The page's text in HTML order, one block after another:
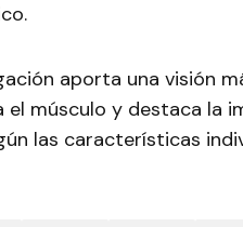
aporta una visión
músculo y destaca la
las características